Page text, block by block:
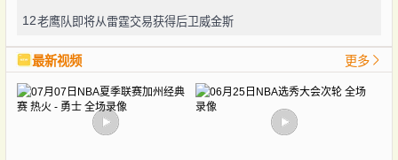
12老鹰队即将从雷霆交易获得后卫威金斯
最新视频 更多